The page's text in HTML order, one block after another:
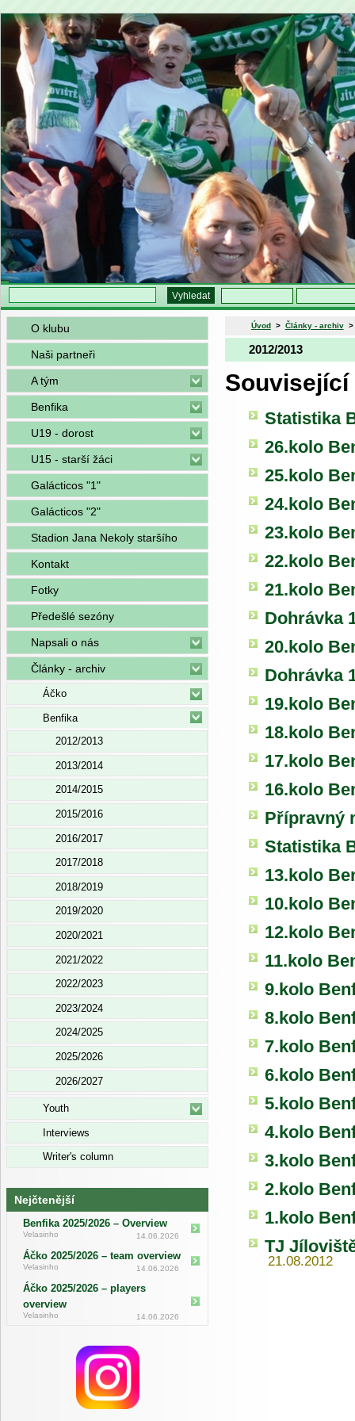
O klubu
Naši partneři
A tým
Benfika
U19 - dorost
U15 - starší žáci
Galácticos "1"
Galácticos "2"
Stadion Jana Nekoly staršího
Kontakt
Fotky
Předešlé sezóny
Napsali o nás
Články - archiv
Áčko
Benfika
2012/2013
2013/2014
2014/2015
2015/2016
2016/2017
2017/2018
2018/2019
2019/2020
2020/2021
2021/2022
2022/2023
2023/2024
2024/2025
2025/2026
2026/2027
Youth
Interviews
Writer's column
Nejčtenější
Benfika 2025/2026 – Overview
Velasinho 14.06.2026
Áčko 2025/2026 – team overview
Velasinho 14.06.2026
Áčko 2025/2026 – players
overview
Velasinho 14.06.2026
Úvod > Články - archiv >
2012/2013
Statistika
26.kolo
25.kolo
24.kolo
23.kolo
22.kolo
21.kolo
Dohrávka
20.kolo
Dohrávka
19.kolo
18.kolo
17.kolo
16.kolo
Přípravný
Statistika
13.kolo
10.kolo
12.kolo
11.kolo
9.kolo
8.kolo
7.kolo
6.kolo
5.kolo
4.kolo
3.kolo
2.kolo
1.kolo
TJ
21.08.2012